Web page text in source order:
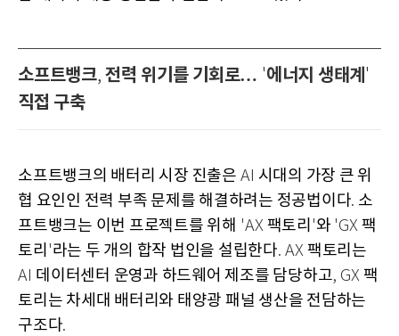
소프트뱅크, 전력 위기를 기회로… '에너지 생태계 '
직접 구축
소프트뱅크의 배터리 시장 진출은 AI 시대의 가장 큰 위
협 요인인 전력 부족 문제를 해결하려는 정공법이다. 소
프트뱅크는 이번 프로젝트를 위해 'AX 팩토리 '와 'GX팩
토리 '라는 두 개의 합작 법인을 설립한다. AX 팩토리는
AI 데이터센터 운영과 하드웨어 제조를 담당하고, GX팩
토리는 차세대 배터리와 태양광 패널 생산을 전담하는
구조다.